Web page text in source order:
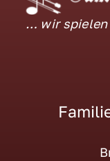
… wir spielen